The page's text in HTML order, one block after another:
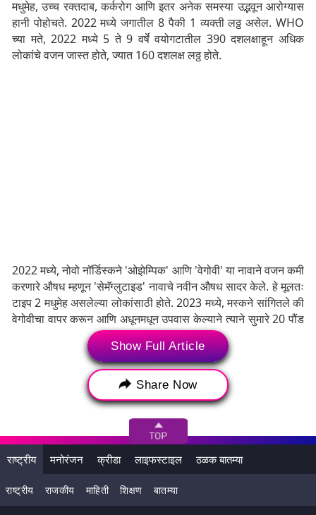
मधुमेह, उच्च रक्तदाब, कर्करोग आणि इतर अनेक समस्या उद्भवून आरोग्यास
हानी पोहोचते. 2022 मध्ये जगातील 8 पैकी 1 व्यक्ती लठ्ठ असेल. WHO
च्या मते, 2022 मध्ये 5 ते 9 वर्षे वयोगटातील 390 दशलक्षाहून अधिक
लोकांचे वजन जास्त होते, ज्यात 160 दशलक्ष लठ्ठ होते.
2022 मध्ये, नोवो नॉर्डिस्कने 'ओझेम्पिक' आणि 'वेगोवी' या नावाने वजन कमी
करणारे औषध म्हणून 'सेमॅग्लुटाइड' नावाचे नवीन औषध सादर केले. हे मूलतः
टाइप 2 मधुमेह असलेल्या लोकांसाठी होते. 2023 मध्ये, मस्कने सांगितले की
वेगोवीचा वापर करून आणि अधूनमधून उपवास केल्याने त्याने सुमारे 20 पौंड
वजन कमी केले. Semaglutide औषधामुळे व्यक्तीला भूक कमी लागते
आणि पोट भरल्यासारखे वाटते. औषधाचे साप्ताहिक इंजेक्शन वजन कमी
करण्याच्या शस्त्रक्रियेला पर्याय देऊन लठ्ठपणा असलेल्या लोकांना फायदा
Tags: Elon Musk वर्ल्ड हेल्थ ऑर्गनायझेशन (WHO)
ऑर्गनायझेशन फॉर इकॉनॉमिक को America
Show Full Article
Share Now
राष्ट्रीय मनोरंजन क्रीडा लाइफस्टाइल ठळक बातम्या
राष्ट्रीय राजकीय माहिती शिक्षण बातम्या